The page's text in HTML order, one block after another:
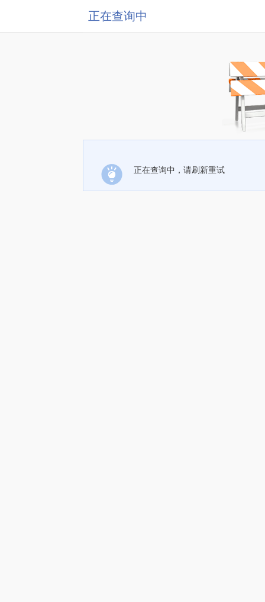
正在查询中
正在查询中，请刷新重试